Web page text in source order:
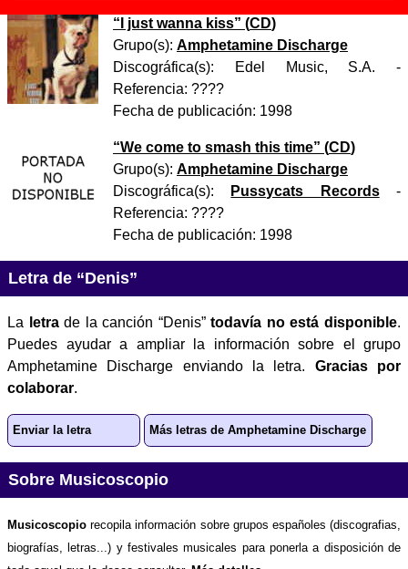
“ I just wanna kiss” (CD)
Grupo(s): Amphetamine Discharge
Discográfica(s):
Edel Music, S.A. -
Referencia: ????
Fecha de publicación: 1998
“We come to smash this time” (CD)
Grupo(s): Amphetamine Discharge
Discográfica(s):
Pussycats Records-
Referencia: ????
Fecha de publicación: 1998
Letra de “Denis”
La letrade la canción “Denis”todavía no está disponible.
Puedes ayudar a ampliar la información sobre el grupo
Amphetamine Discharge enviando la letra. Gracias por
colaborar.
Enviar la letra Más letras de Amphetamine Discharge
Sobre Musicoscopio
Musicoscopio recopila información sobre grupos españoles (discografias,
biografías, letras...) y festivales musicales para ponerla a disposición de